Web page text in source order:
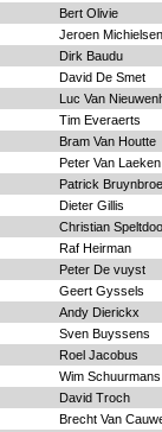
Bert Olivie
Jeroen Michielsen
Dirk Baudu
David De Smet
Luc Van
Tim Everaerts
Bram Van Houtte
Peter Van Laeken
Patrick
Dieter Gillis
Christian
Raf Heirman
Peter De vuyst
Geert Gyssels
Andy Dierickx
Sven Buyssens
Roel Jacobus
Wim Schuurmans
David Troch
Brecht Van